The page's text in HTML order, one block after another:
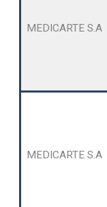
MEDICARTE S.A
MEDICARTE S.A